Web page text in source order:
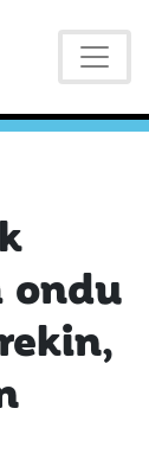
ondu